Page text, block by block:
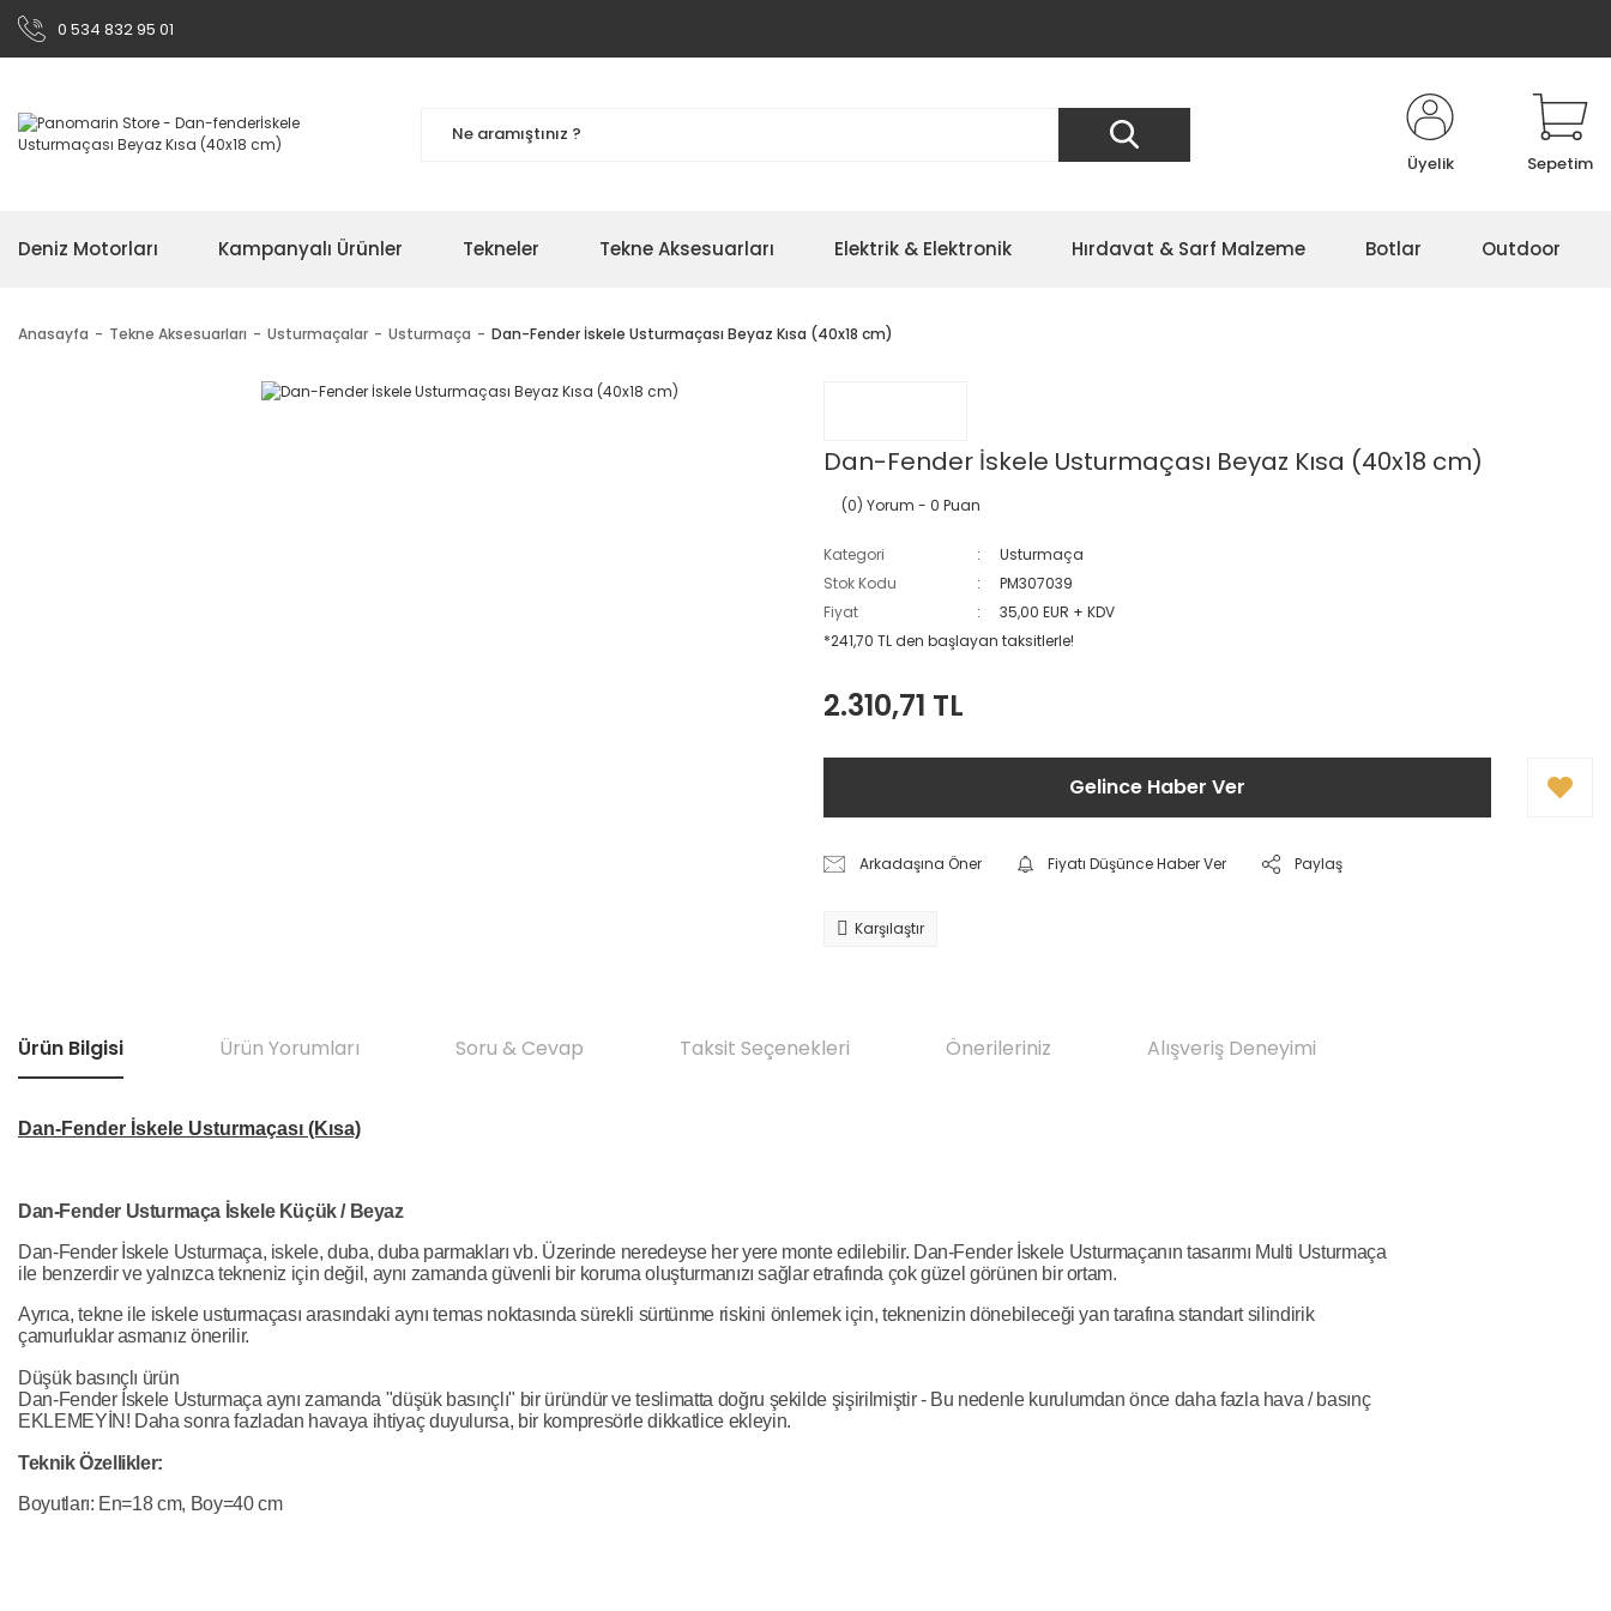
0 534 832 95 01
Üyelik Sepetim
Deniz Motorları Kampanyalı Ürünler Tekneler Tekne Aksesuarları Elektrik & Elektronik Hırdavat & Sarf Malzeme Botlar Outdoor
Anasayfa Tekne Aksesuarları Usturmaçalar Usturmaça Dan-Fender İskele Usturmaçası Beyaz Kısa (40x18 cm)
Dan-Fender İskele Usturmaçası Beyaz Kısa (40x18 cm)
(0) Yorum - 0 Puan
Kategori
Usturmaça
Stok Kodu
PM307039
Fiyat
35,00 EUR + KDV
*241,70 TL den başlayan taksitlerle!
2.310,71 TL
Gelince Haber Ver
Arkadaşına Öner Fiyatı Düşünce Haber Ver Paylaş
Karşılaştır
Ürün Bilgisi Ürün Yorumları Soru & Cevap Taksit Seçenekleri Önerileriniz Alışveriş Deneyimi
Dan-Fender İskele Usturmaçası (Kısa)
Dan-Fender Usturmaça İskele Küçük / Beyaz
Dan-Fender İskele Usturmaça, iskele, duba, duba parmakları vb. Üzerinde neredeyse her yere monte edilebilir. Dan-Fender İskele Usturmaçanın tasarımı Multi Usturmaça
ile benzerdir ve yalnızca tekneniz için değil, aynı zamanda güvenli bir koruma oluşturmanızı sağlar etrafında çok güzel görünen bir ortam.
Ayrıca, tekne ile iskele usturmaçası arasındaki aynı temas noktasında sürekli sürtünme riskini önlemek için, teknenizin dönebileceği yan tarafına standart silindirik
çamurluklar asmanız önerilir.
Düşük basınçlı ürün
Dan-Fender İskele Usturmaça aynı zamanda "düşük basınçlı" bir üründür ve teslimatta doğru şekilde şişirilmiştir - Bu nedenle kurulumdan önce daha fazla hava / basınç
EKLEMEYİN! Daha sonra fazladan havaya ihtiyaç duyulursa, bir kompresörle dikkatlice ekleyin.
Teknik Özellikler:
Boyutları: En=18 cm, Boy=40 cm